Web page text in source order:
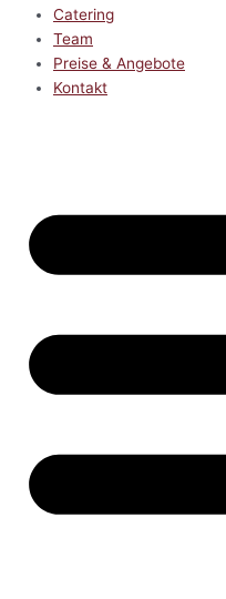
Catering
Team
Preise & Angebote
Kontakt